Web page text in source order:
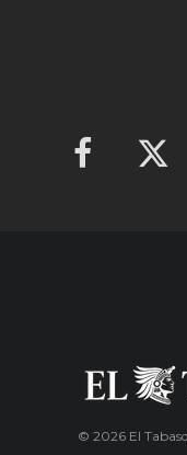
© 2026 El